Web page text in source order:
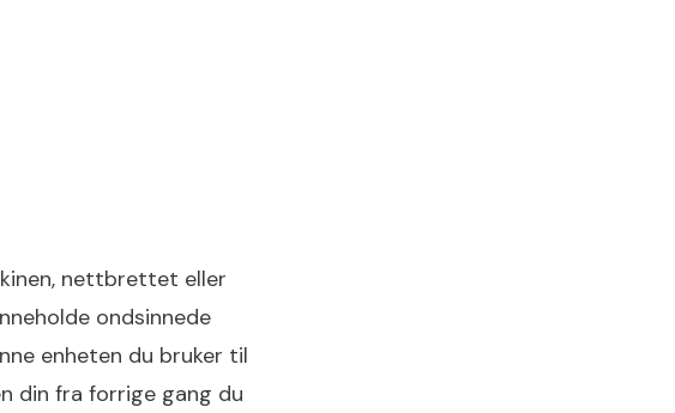
nettbrettet eller
ondsinnede
enheten du bruker til
din fra forrige gang du